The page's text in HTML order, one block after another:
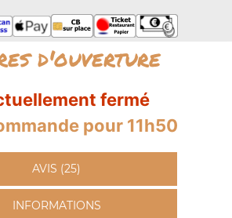
d'ouverture
fermé
pour 11h50
AVIS (25)
INFORMATIONS